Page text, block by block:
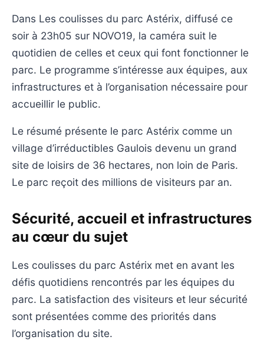
Dans Les coulisses du parc Astérix, diffusé ce
soir à 23h05 sur NOVO19, la caméra suit le
quotidien de celles et ceux qui font fonctionner le
parc. Le programme s’intéresse aux équipes, aux
infrastructures et à l’organisation nécessaire pour
accueillir le public.
Le résumé présente le parc Astérix comme un
village d’irréductibles Gaulois devenu un grand
site de loisirs de 36 hectares, non loin de Paris.
Le parc reçoit des millions de visiteurs par an.
Sécurité, accueil et infrastructures
au cœur du sujet
Les coulisses du parc Astérix met en avant les
défis quotidiens rencontrés par les équipes du
parc. La satisfaction des visiteurs et leur sécurité
sont présentées comme des priorités dans
l’organisation du site.